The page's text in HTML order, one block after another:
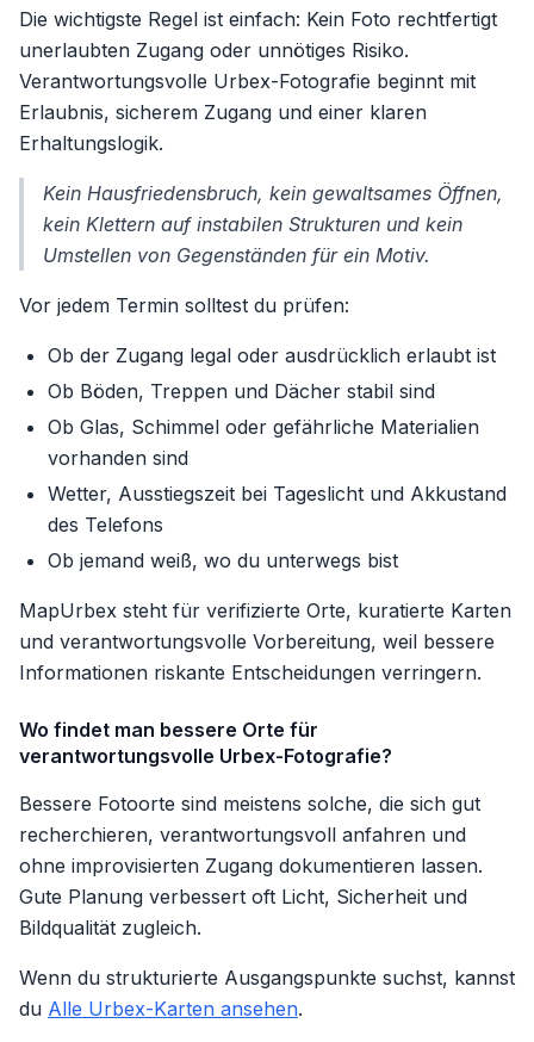
Die wichtigste Regel ist einfach: Kein Foto rechtfertigt
unerlaubten Zugang oder unnötiges Risiko.
Verantwortungsvolle Urbex-Fotografie beginnt mit
Erlaubnis, sicherem Zugang und einer klaren
Erhaltungslogik.
Kein Hausfriedensbruch, kein gewaltsames Öffnen,
kein Klettern auf instabilen Strukturen und kein
Umstellen von Gegenständen für ein Motiv.
Vor jedem Termin solltest du prüfen:
Ob der Zugang legal oder ausdrücklich erlaubt ist
Ob Böden, Treppen und Dächer stabil sind
Ob Glas, Schimmel oder gefährliche Materialien
vorhanden sind
Wetter, Ausstiegszeit bei Tageslicht und Akkustand
des Telefons
Ob jemand weiß, wo du unterwegs bist
MapUrbex steht für verifizierte Orte, kuratierte Karten
und verantwortungsvolle Vorbereitung, weil bessere
Informationen riskante Entscheidungen verringern.
Wo findet man bessere Orte für
verantwortungsvolle Urbex-Fotografie?
Bessere Fotoorte sind meistens solche, die sich gut
recherchieren, verantwortungsvoll anfahren und
ohne improvisierten Zugang dokumentieren lassen.
Gute Planung verbessert oft Licht, Sicherheit und
Bildqualität zugleich.
Wenn du strukturierte Ausgangspunkte suchst, kannst
du Alle Urbex-Karten ansehen.